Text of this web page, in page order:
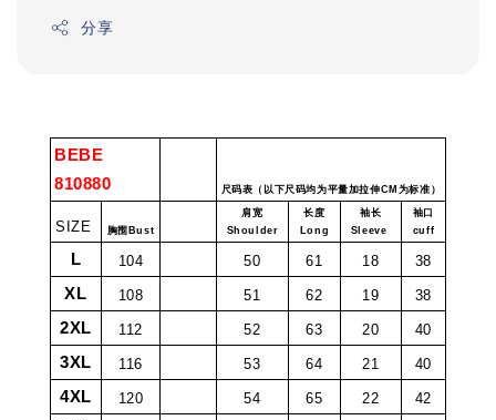
分享
BEBE
810880
尺码表（以下尺码均为平量加拉伸CM为标准）
SIZE 胸围Bust
肩宽
Shoulder
长度
Long
袖长
Sleeve
袖口
cuff
L 104 50 61 18 38
XL 108 51 62 19 38
2XL 112 52 63 20 40
3XL 116 53 64 21 40
4XL 120 54 65 22 42